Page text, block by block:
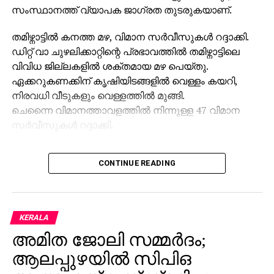
സംസ്ഥാനത്ത് വ്യാപക ജാഗ്രത തുടരുകയാണ്.
തമിഴ്നാട്ടില്‍ കനത്ത മഴ, വിമാന സര്‍വീസുകള്‍ റദ്ദാക്കി.
ഡിറ്റ് വാ ചുഴലിക്കാറ്റിന്റെ പ്രഭാവത്തില്‍ തമിഴ്നാട്ടിലെ
വിവിധ ജില്ലകളില്‍ ശക്തമായ മഴ പെയ്തു.
ഏക്കറുകണക്കിന് കൃഷിയിടങ്ങളില്‍ വെള്ളം കയറി,
നിരവധി വീടുകളും വെള്ളത്തില്‍ മുങ്ങി.
ചെന്നൈ വിമാനത്താവളത്തില്‍ നിന്നുള്ള 47 വിമാന
സര്‍വീസുകള്‍ റദ്ദാക്കി.
കടലോര മേഖലയില്‍ ചുഴലിക്കാറ്റ് 25 കിലോമീറ്റര്‍ വരെ
അടുത്തെത്തുമെന്നും തുടര്‍ന്ന് അത്
നാളെ ചെന്നൈ, ചെങ്കല്‍പേട്ട്, തിരുവള്ളൂര്‍,
വില്ലുപുരം, കടലൂര്‍ ജില്ലകളില്‍ മണിക്കൂറില്‍ 80
കിലോമീറ്റര്‍ വരെ വേഗത്തില്‍ കാറ്റടിക്കുമെന്ന
മുന്നറിയിപ്പും നല്‍കി.
ചുഴലിക്കാറ്റ് ഏറ്റവും ശക്തമായി ബാധിച്ചത്
CONTINUE READING
KERALA
അമിത ജോലി സമ്മര്‍ദം;
ആലപ്പുഴയില്‍ സിപിഒ